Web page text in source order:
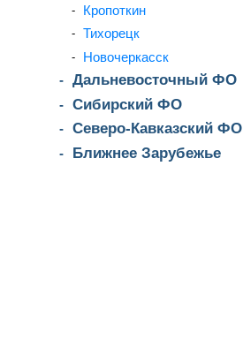
Кропоткин
Тихорецк
Новочеркасск
Дальневосточный ФО
Сибирский ФО
Северо-Кавказский ФО
Ближнее Зарубежье